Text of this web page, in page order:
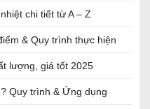
chi tiết từ A – Z
& Quy trình thực hiện
lượng, giá tốt 2025
Quy trình & Ứng dụng